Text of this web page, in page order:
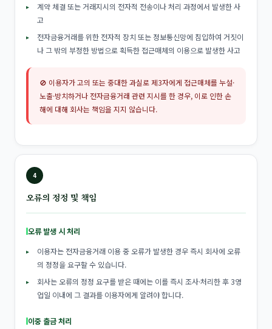
계약 체결 또는 거래지시의 전자적 전송이나 처리 과정에서 발생한 사
고
전자금융거래를 위한 전자적 장치 또는 정보통신망에 침입하여 거짓이
나 그 밖의 부정한 방법으로 획득한 접근매체의 이용으로 발생한 사고
🚫 이용자가 고의 또는 중대한 과실로 제3자에게 접근매체를 누설·
노출·방치하거나 전자금융거래 관련 지시를 한 경우, 이로 인한 손
해에 대해 회사는 책임을 지지 않습니다.
4
오류의 정정 및 책임
오류 발생 시 처리
이용자는 전자금융거래 이용 중 오류가 발생한 경우 즉시 회사에 오류
의 정정을 요구할 수 있습니다.
회사는 오류의 정정 요구를 받은 때에는 이를 즉시 조사·처리한 후 3영
업일 이내에 그 결과를 이용자에게 알려야 합니다.
이중 출금 처리